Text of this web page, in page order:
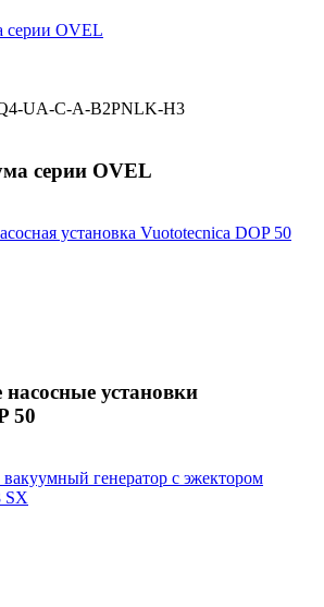
UA-C-A-B2PNLK-H3
серии OVEL
установки
50